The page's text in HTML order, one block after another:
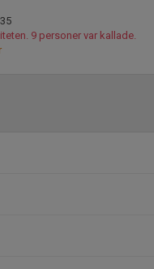
9 personer var kallade.